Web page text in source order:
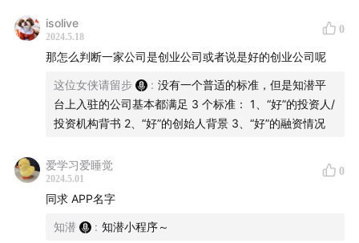
【主持】
Crystal：北大本硕，曾在字节、小红书、快手、滴滴实
习，从大厂到创业公司的践行者，在创业公司对接150+高
潜创业公司CEO和HR。
【嘉宾】
员工，大模型应用层产品经理。
isolive
2024.5.18
0
那怎么判断一家公司是创业公司或者说是好的创业公司呢
这位女侠请留步 : 没有一个普适的标准，但是知潜平
台上入驻的公司基本都满足 3 个标准： 1、“好”的投资人/
投资机构背书 2、“好”的创始人背景 3、“好”的融资情况
爱学习爱睡觉
2024.5.01
0
同求 APP名字
知潜 : 知潜小程序～